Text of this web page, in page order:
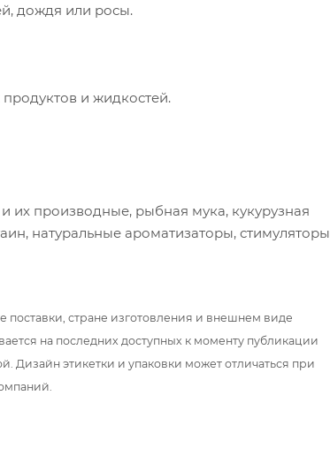
дождя или росы.
и жидкостей.
их производные, рыбная мука, кукурузная
натуральные ароматизаторы, стимуляторы
поставки, стране изготовления и внешнем виде
на последних доступных к моменту публикации
Дизайн этикетки и упаковки может отличаться при